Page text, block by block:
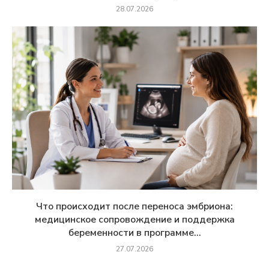
28.07.2026
Что происходит после переноса эмбриона:
медицинское сопровождение и поддержка
беременности в программе...
27.07.2026